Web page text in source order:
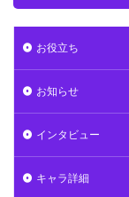
お役立ち
お知らせ
インタビュー
キャラ詳細